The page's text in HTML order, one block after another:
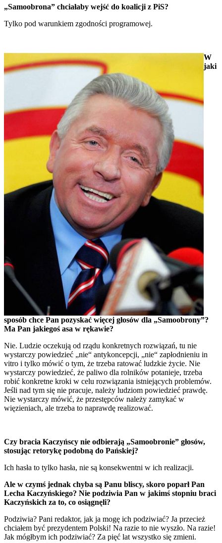
„Samoobrona” chciałaby wejść do koalicji z PiS?
Tylko pod warunkiem zgodności programowej.
W
jaki
sposób chce Pan pozyskać więcej głosów dla „Samoobrony”?
Ma Pan jakiegoś asa w rękawie?
Nie. Ludzie oczekują od rządu konkretnych rozwiązań, tu nie
wystarczy powiedzieć „nie“ antykoncepcji, „nie“ zapłodnieniu in
vitro i tylko mówić o tym, że trzeba ratować ludzkie życie. Nie
wystarczy powiedzieć, że paliwo dla rolników potanieje, trzeba
robić konkretne kroki w celu rozwiązania istniejących problemów.
Jeśli nad tym się nie pracuje, należy ludziom powiedzieć prawdę.
Nie wystarczy mówić, że przestępców należy zamykać w
więzieniach, ale trzeba to naprawdę realizować.
Czy bracia Kaczyńscy nie odbierają „Samoobronie” głosów,
stosując retorykę podobną do Pańskiej?
Ich hasła to tylko hasła, nie są konsekwentni w ich realizacji.
Ale w czymś jednak chyba są Panu bliscy, skoro poparł Pan
Lecha Kaczyńskiego? Nie podziwia Pan w jakimś stopniu braci
Kaczyńskich za to, co osiągnęli?
Podziwia? Pani redaktor, jak ja mogę ich podziwiać? Ja przecież
chciałem być prezydentem Polski! Na razie to nie wyszło. Na razie!
Jak mógłbym ich podziwiać? Za pięć lat wszystko się zmieni.